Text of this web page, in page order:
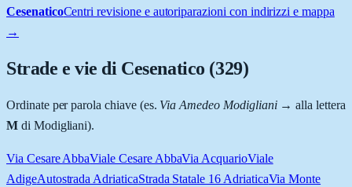
CesenaticoCentri revisione e autoriparazioni con indirizzi e mappa
→
Strade e vie di Cesenatico (329)
Ordinate per parola chiave (es. Via Amedeo Modigliani→ alla lettera
Mdi Modigliani).
Via Cesare AbbaViale Cesare AbbaVia AcquarioViale
AdigeAutostrada AdriaticaStrada Statale 16 AdriaticaVia Monte